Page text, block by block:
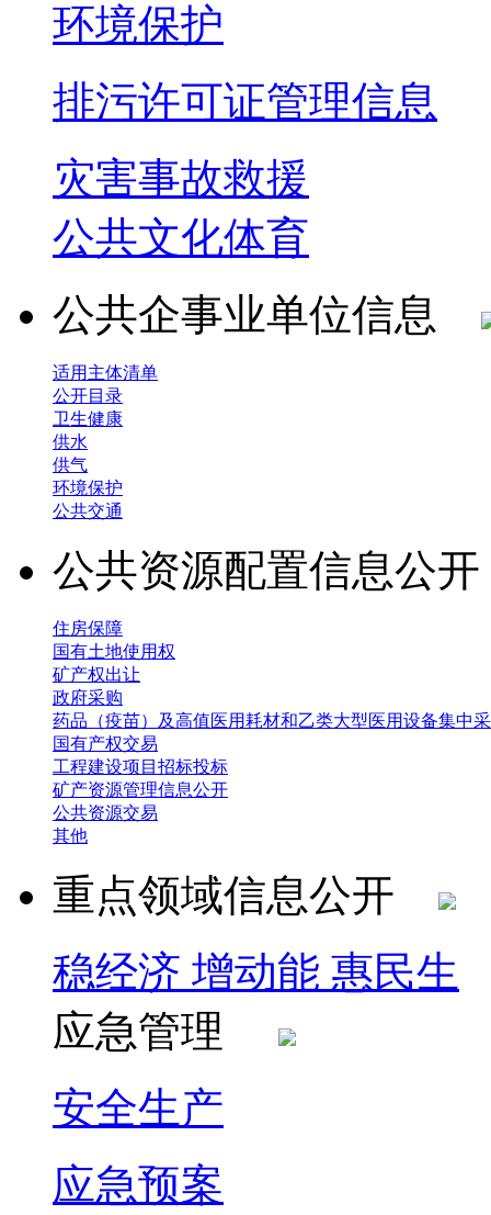
环境保护
排污许可证管理信息
灾害事故救援
公共文化体育
公共企事业单位信息
适用主体清单
公开目录
卫生健康
供水
供气
环境保护
公共交通
公共资源配置信息公
住房保障
国有土地使用权
矿产权出让
政府采购
药品（疫苗）及高值医用耗材和乙类大型医用设备集中
国有产权交易
工程建设项目招标投标
矿产资源管理信息公开
公共资源交易
其他
重点领域信息公开
稳经济 增动能 惠民生
应急管理
安全生产
应急预案